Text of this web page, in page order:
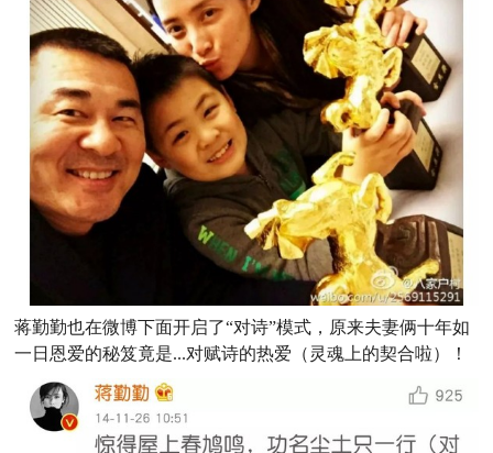
蒋勤勤也在微博下面开启了“对诗”模式，原来夫妻俩十年如
一日恩爱的秘笈竟是...对赋诗的热爱（灵魂上的契合啦）！